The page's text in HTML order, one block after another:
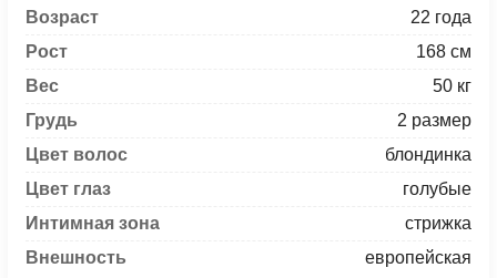
Возраст
22 года
Рост
168 см
Вес
50 кг
Грудь
2 размер
Цвет волос
блондинка
Цвет глаз
голубые
Интимная зона
стрижка
Внешность
европейская